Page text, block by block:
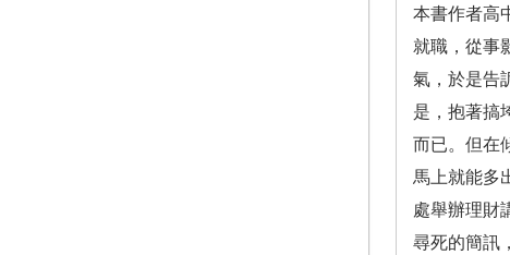
本書作者高
就職，從事
氣，於是告
是，抱著搞
而已。但在
馬上就能多
處舉辦理財
尋死的簡訊